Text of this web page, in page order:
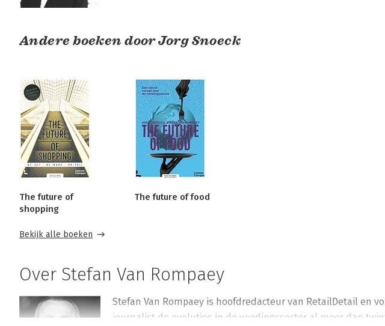
Andere boeken door Jorg Snoeck
The future of
shopping
The future of food
Bekijk alle boeken
Over Stefan Van Rompaey
Stefan Van Rompaey is hoofdredacteur van RetailDetail en
journalist de evoluties in de voedingssector al meer dan